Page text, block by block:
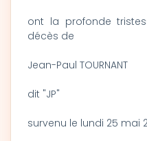
ont la profonde
décès de
Jean-Paul TOURNANT
dit "JP"
survenu le lundi 25 mai